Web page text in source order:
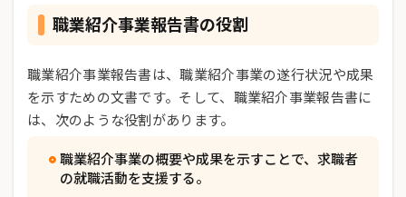
職業紹介事業報告書の役割
職業紹介事業報告書は、職業紹介事業の遂行状況や成果
を示すための文書です。そして、職業紹介事業報告書に
は、次のような役割があります。
職業紹介事業の概要や成果を示すことで、求職者
の就職活動を支援する。